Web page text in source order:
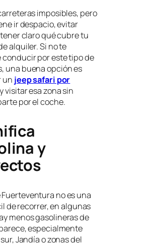
imposibles, pero
ir despacio, evitar
claro qué cubre tu
alquiler. Si no te
conducir por este tipo de
una buena opción es
un jeep safari por
visitar esa zona sin
por el coche.
y
no es una
de recorrer, en algunas
menos gasolineras de
especialmente
Jandía o zonas del